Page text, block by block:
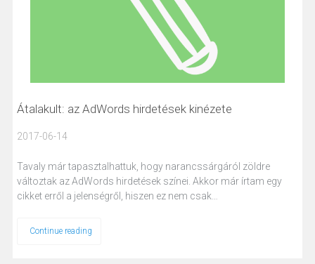
Átalakult: az AdWords hirdetések kinézete
2017-06-14
Tavaly már tapasztalhattuk, hogy narancssárgáról zöldre
változtak az AdWords hirdetések színei. Akkor már írtam egy
cikket erről a jelenségről, hiszen ez nem csak…
Continue reading